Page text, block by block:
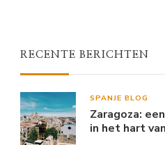
RECENTE BERICHTEN
SPANJE BLOG
Zaragoza:
in het hart